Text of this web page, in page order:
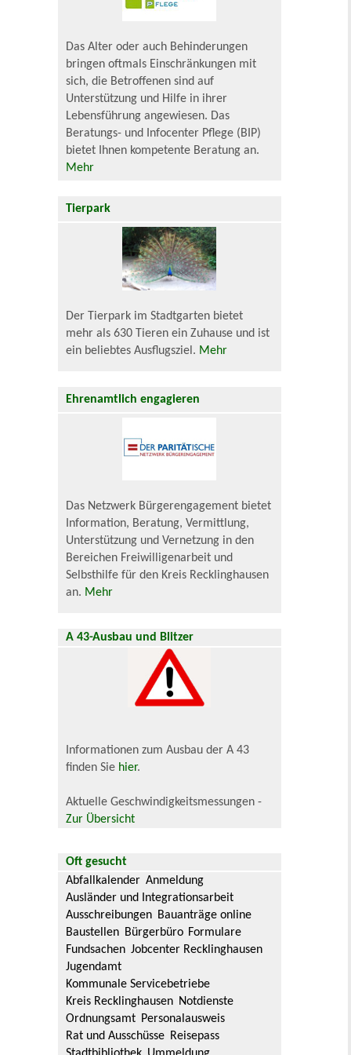
Das Alter oder auch Behinderungen
bringen oftmals Einschränkungen mit
sich, die Betroffenen sind auf
Unterstützung und Hilfe in ihrer
Lebensführung angewiesen. Das
Beratungs- und Infocenter Pflege (BIP)
bietet Ihnen kompetente Beratung an.
Mehr
Tierpark
Der Tierpark im Stadtgarten bietet
mehr als 630 Tieren ein Zuhause und ist
ein beliebtes Ausflugsziel. Mehr
Ehrenamtlich engagieren
Das Netzwerk Bürgerengagement bietet
Information, Beratung, Vermittlung,
Unterstützung und Vernetzung in den
Bereichen Freiwilligenarbeit und
Selbsthilfe für den Kreis Recklinghausen
an. Mehr
A 43-Ausbau und Blitzer
Informationen zum Ausbau der A 43
finden Sie hier.
Aktuelle Geschwindigkeitsmessungen -
Zur Übersicht
Oft gesucht
Abfallkalender Anmeldung
Ausländer und Integrationsarbeit
Ausschreibungen Bauanträge online
Baustellen Bürgerbüro Formulare
Fundsachen Jobcenter Recklinghausen
Jugendamt
Kommunale Servicebetriebe
Kreis Recklinghausen Notdienste
Ordnungsamt Personalausweis
Rat und Ausschüsse Reisepass